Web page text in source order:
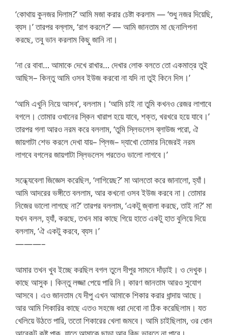
‘কোথায় কুনজর দিলাম?’ আমি মজা করার চেষ্টা করলাম — ‘শুধু নজর দিয়েছি,
ব্যস।’ তারপর বল্লাম, ‘রাগ করলে?’ — আমি জানতাম মা ছেনালিপনা
করছে, তবু ভান করলাম কিছু জানি না।
‘না রে বাবা… আমাকে দেখে রাখার… দেখার লোক বলতে তো একমাত্র তুই
আছিস– কিন্তু আমি ওসব ইউজ করবো না যদি না তুই কিনে দিস।’
‘আমি এখুনি নিয়ে আসব’, বললাম। ‘আমি চাই না তুমি কখনও রেজর লাগাবে
বগলে। তোমার ওখানের স্কিন খারাপ হয়ে যাবে, শক্ত, খরখরে হয়ে যাবে।’
তারপর গলা আরও নরম করে বললাম, ‘তুমি স্লিভলেস ব্লাউজ পরো, ঐ
জায়গাটা শেভ করলে দেখা যায়– প্লিজ– দ্যাখো তোমার নিজেরই নরম
লাগবে বগলের জায়গাটা স্লিভলেস পরতেও ভালো লাগবে।’
সন্ধ্যেবেলা জিজ্ঞেস করেছিল, ‘লাগিয়েছ?’ মা আলতো করে জানালো, হ্যাঁ।
আমি আদরের ভঙ্গীতে বললাম, আর কখনো ওসব ইউজ করবে না। তোমার
নিজের ভালো লাগছে না?’ তারপর বললাম, ‘একটু জ্বালা করছে, তাই না?’ মা
যখন বলল, হ্যাঁ, করছে, তখন মার কাছে গিয়ে হাতে একটু হাত বুলিয়ে দিয়ে
বললাম, ‘ঐ একটু করবে, ব্যস।’
———–
আমার তখন খুব ইচ্ছে করছিল বগল তুলে দীপুর সামনে দাঁড়াই। ও দেখুক।
কাছে আসুক। কিন্তু লজ্জা পেয়ে পারি নি। কারণ জানতাম আরও সুযোগ
আসবে। এও জানতাম যে দীপু এখন আমাকে শিকার করার ধান্দায় আছে।
আর আমি শিকারির কাছে এতও সহজে ধরা দেবো না ঠিক করেছিলাম। যত
খেলিয়ে উঠতে পারি, ততো শিকারের খেলা জমবে। আমি চাইছিলাম, ওর ধোন